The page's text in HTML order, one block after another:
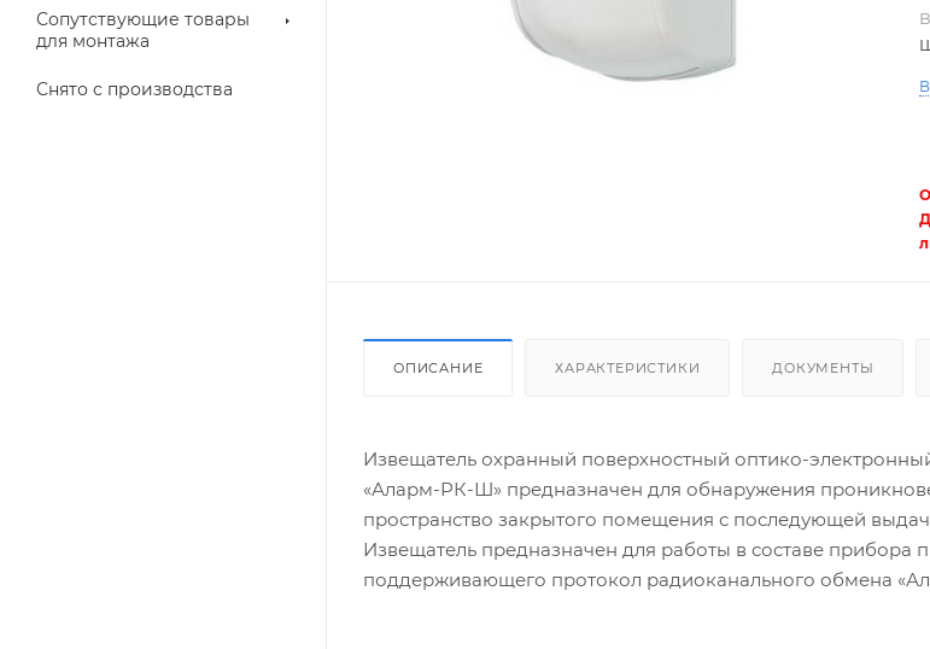
Сопутствующие товары
для монтажа
Снято с производства
ОПИСАНИЕ ХАРАКТЕРИСТИКИ ДОКУМЕНТЫ
Извещатель охранный поверхностный оптико-
«Аларм-РК-Ш» предназначен для обнаружения
пространство закрытого помещения с последующей
Извещатель предназначен для работы в составе прибора
поддерживающего протокол радиоканального обмена